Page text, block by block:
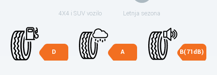
4X4 i SUV vozilo Letnja sezona
D A B(71dB)